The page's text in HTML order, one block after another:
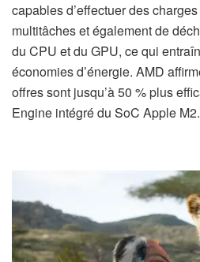
capables d’effectuer des
multitâches et également de
du CPU et du GPU, ce qui
économies d’énergie. AMD
offres sont jusqu’à 50 % plus
Engine intégré du SoC Apple M2.